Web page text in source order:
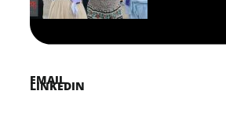
TWITTER
LINKEDIN
EMAIL